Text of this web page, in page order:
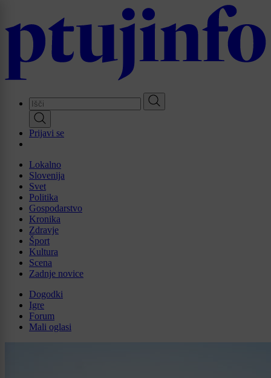
main
Prijavi se
Lokalno
Slovenija
Svet
Politika
Gospodarstvo
Kronika
Zdravje
Šport
Kultura
Scena
Zadnje novice
Dogodki
Igre
Forum
Mali oglasi